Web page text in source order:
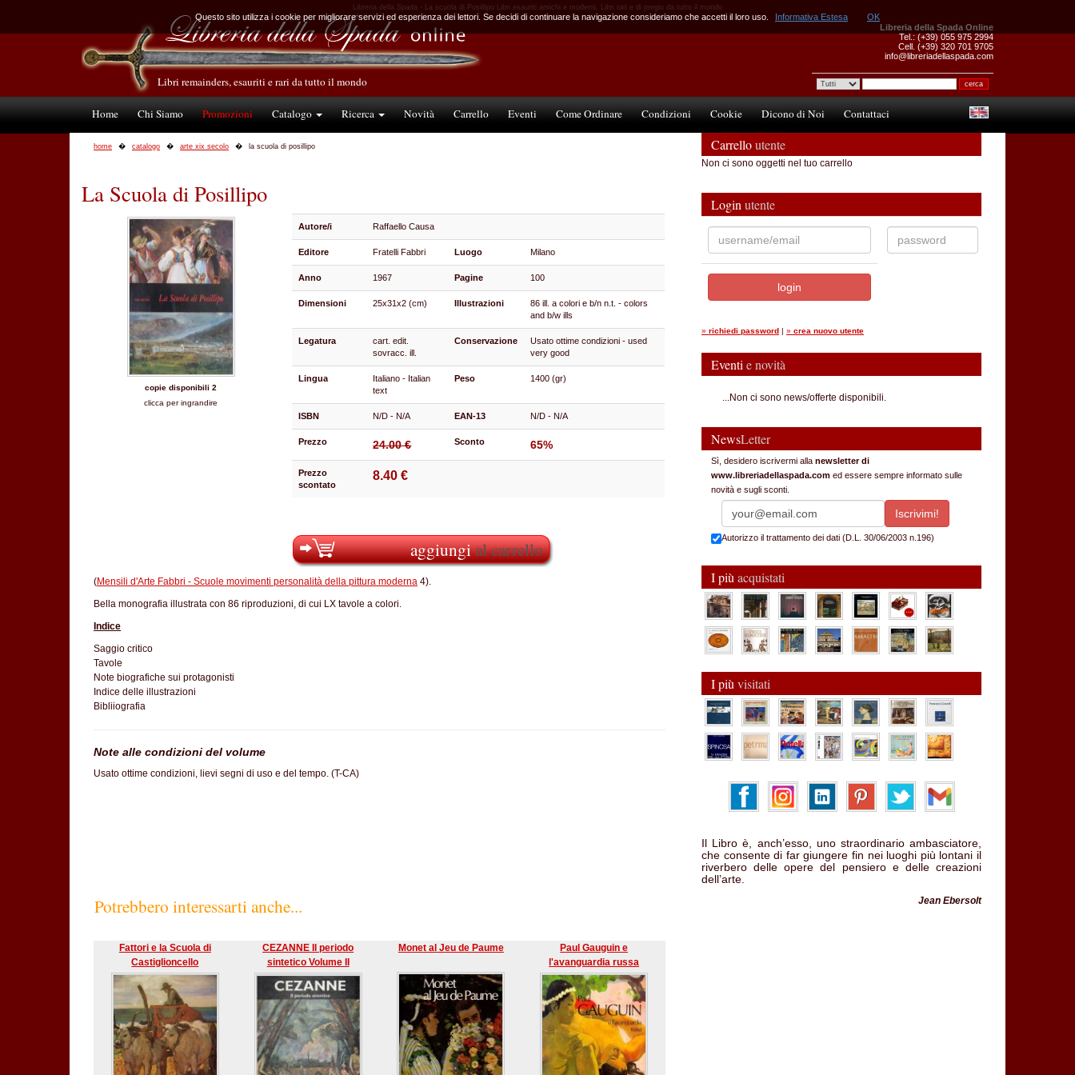
Libreria della Spada - La scuola di Posillipo Libri esauriti antichi e moderni. Libri rari e di pregio da tutto il mondo
Libreria della Spada Online
Tel.: (+39) 055 975 2994
Cell. (+39) 320 701 9705
info@libreriadellaspada.com
Libri remainders, esauriti e rari da tutto il mondo
Home Chi Siamo Promozioni Catalogo Ricerca Novità Carrello Eventi Come Ordinare Condizioni Cookie Dicono di Noi Contattaci
home catalogo arte xix secolo la scuola di posillipo
La Scuola di Posillipo
copie disponibili 2
clicca per ingrandire
Autore/i Raffaello Causa
Editore Fratelli Fabbri Luogo Milano
Anno 1967 Pagine 100
Dimensioni 25x31x2 (cm) Illustrazioni
86 ill. a colori e b/n n.t. - colors
and b/w ills
Legatura
cart. edit.
sovracc. ill.
Conservazione
Usato ottime condizioni - used
very good
Lingua
Italiano - Italian
text
Peso 1400 (gr)
ISBN N/D - N/A EAN-13 N/D - N/A
Prezzo 24.00 € Sconto 65%
Prezzo
scontato
8.40 €
aggiungial carrello
(Mensili d'Arte Fabbri - Scuole movimenti personalità della pittura moderna 4).
Bella monografia illustrata con 86 riproduzioni, di cui LX tavole a colori.
Indice
Saggio critico
Tavole
Note biografiche sui protagonisti
Indice delle illustrazioni
Bibliiografia
Note alle condizioni del volume
Usato ottime condizioni, lievi segni di uso e del tempo. (T-CA)
Potrebbero interessarti anche...
Fattori e la Scuola di
Castiglioncello
CEZANNE Il periodo
sintetico Volume II
Monet al Jeu de Paume
Paul Gauguin e
l'avanguardia russa
Carrelloutente
Non ci sono oggetti nel tuo carrello
Login utente
» richiedi password | » crea nuovo utente
Eventi e novità
...Non ci sono news/offerte disponibili.
NewsLetter
Sì, desidero iscrivermi alla newsletter di
www.libreriadellaspada.com ed essere sempre informato sulle
novità e sugli sconti.
Autorizzo il trattamento dei dati (D.L. 30/06/2003 n.196)
I più acquistati
I più visitati
Il Libro è, anch’esso, uno straordinario ambasciatore,
che consente di far giungere fin nei luoghi più lontani il
riverbero delle opere del pensiero e delle creazioni
dell’arte.
Jean Ebersolt
Questo sito utilizza i cookie per migliorare servizi ed esperienza dei lettori. Se decidi di continuare la navigazione consideriamo che accetti il loro uso. Informativa Estesa OK